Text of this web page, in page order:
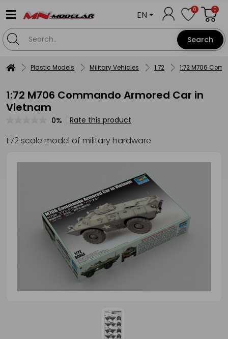
Search
EN 0 0
Plastic Models Military Vehicles 1:72 1:72 M706
1:72 M706 Commando Armored Car in
Vietnam
0% Rate this product
1:72 scale model of military hardware